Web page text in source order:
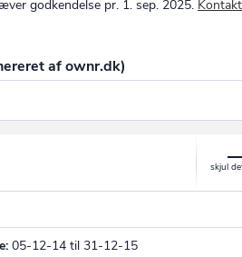
godkendelse pr. 1. sep. 2025.
af ownr.dk)
05-12-14 til 31-12-15